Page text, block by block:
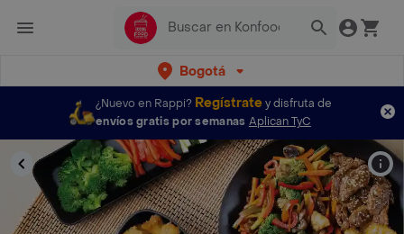
Bogotá
¿Nuevo en Rappi? Regístratey disfruta de
envíos gratis por semanas Aplican TyC